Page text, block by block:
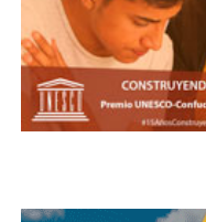
IOS Offices se suma al ‘Buen Fin’